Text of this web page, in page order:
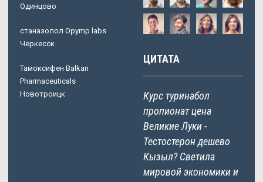
Одинцово
станазолол Opymp labs
Черкесск
Тамоксифен Balkan
Pharmaceuticals
Новотроицк
ЦИТАТА
Курс туринабол
пропионат цена
Великие Луки -
Тестостерон дешево
Кызыл? Светила
мировой экономики и